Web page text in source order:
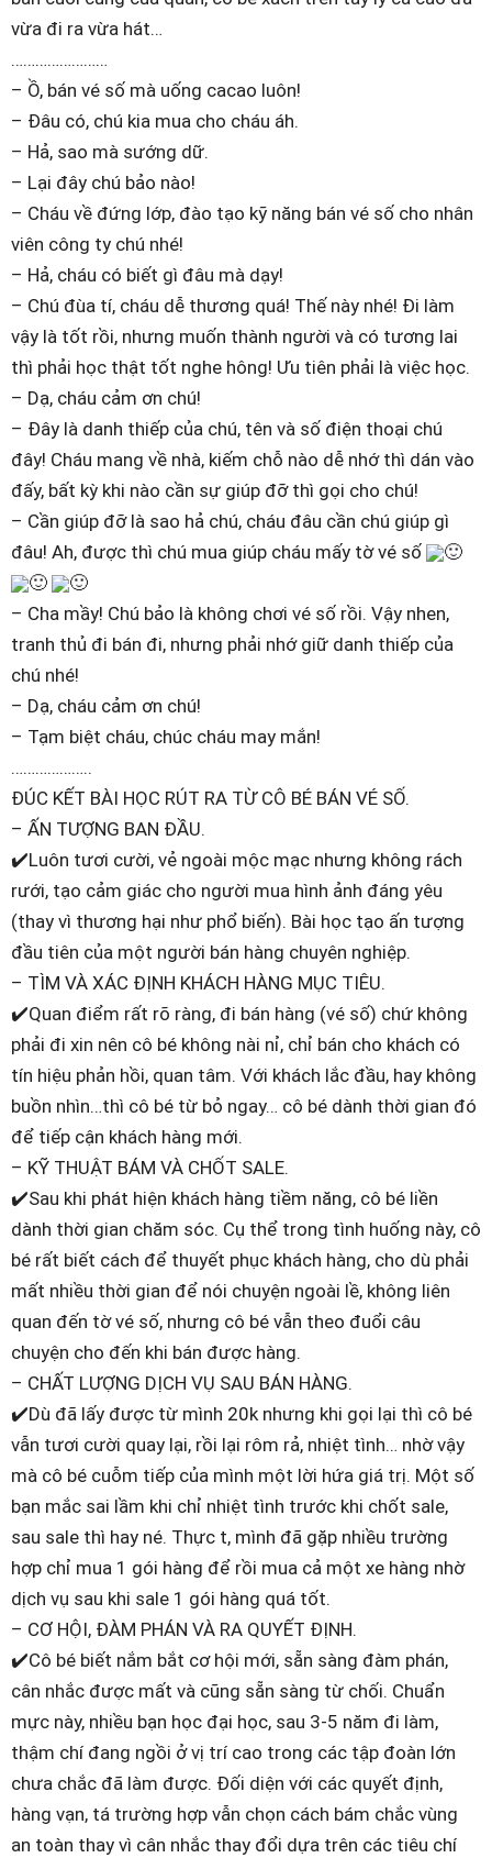
vừa đi ra vừa hát…
……………………
– Ồ, bán vé số mà uống cacao luôn!
– Đâu có, chú kia mua cho cháu áh.
– Hả, sao mà sướng dữ.
– Lại đây chú bảo nào!
– Cháu về đứng lớp, đào tạo kỹ năng bán vé số cho nhân
viên công ty chú nhé!
– Hả, cháu có biết gì đâu mà dạy!
– Chú đùa tí, cháu dễ thương quá! Thế này nhé! Đi làm
vậy là tốt rồi, nhưng muốn thành người và có tương lai
thì phải học thật tốt nghe hông! Ưu tiên phải là việc học.
– Dạ, cháu cảm ơn chú!
– Đây là danh thiếp của chú, tên và số điện thoại chú
đây! Cháu mang về nhà, kiếm chỗ nào dễ nhớ thì dán vào
đấy, bất kỳ khi nào cần sự giúp đỡ thì gọi cho chú!
– Cần giúp đỡ là sao hả chú, cháu đâu cần chú giúp gì
đâu! Ah, được thì chú mua giúp cháu mấy tờ vé số
🙂
🙂
🙂
– Cha mầy! Chú bảo là không chơi vé số rồi. Vậy nhen,
tranh thủ đi bán đi, nhưng phải nhớ giữ danh thiếp của
chú nhé!
– Dạ, cháu cảm ơn chú!
– Tạm biệt cháu, chúc cháu may mắn!
………………..
ĐÚC KẾT BÀI HỌC RÚT RA TỪ CÔ BÉ BÁN VÉ SỐ.
– ẤN TƯỢNG BAN ĐẦU.
✔️Luôn tươi cười, vẻ ngoài mộc mạc nhưng không rách
rưới, tạo cảm giác cho người mua hình ảnh đáng yêu
(thay vì thương hại như phổ biến). Bài học tạo ấn tượng
đầu tiên của một người bán hàng chuyên nghiệp.
– TÌM VÀ XÁC ĐỊNH KHÁCH HÀNG MỤC TIÊU.
✔️Quan điểm rất rõ ràng, đi bán hàng (vé số) chứ không
phải đi xin nên cô bé không nài nỉ, chỉ bán cho khách có
tín hiệu phản hồi, quan tâm. Với khách lắc đầu, hay không
buồn nhìn…thì cô bé từ bỏ ngay… cô bé dành thời gian đó
để tiếp cận khách hàng mới.
– KỸ THUẬT BÁM VÀ CHỐT SALE.
✔️Sau khi phát hiện khách hàng tiềm năng, cô bé liền
dành thời gian chăm sóc. Cụ thể trong tình huống này, cô
bé rất biết cách để thuyết phục khách hàng, cho dù phải
mất nhiều thời gian để nói chuyện ngoài lề, không liên
quan đến tờ vé số, nhưng cô bé vẫn theo đuổi câu
chuyện cho đến khi bán được hàng.
– CHẤT LƯỢNG DỊCH VỤ SAU BÁN HÀNG.
✔️Dù đã lấy được từ mình 20k nhưng khi gọi lại thì cô bé
vẫn tươi cười quay lại, rồi lại rôm rả, nhiệt tình… nhờ vậy
mà cô bé cuỗm tiếp của mình một lời hứa giá trị. Một số
bạn mắc sai lầm khi chỉ nhiệt tình trước khi chốt sale,
sau sale thì hay né. Thực t, mình đã gặp nhiều trường
hợp chỉ mua 1 gói hàng để rồi mua cả một xe hàng nhờ
dịch vụ sau khi sale 1 gói hàng quá tốt.
– CƠ HỘI, ĐÀM PHÁN VÀ RA QUYẾT ĐỊNH.
✔️Cô bé biết nắm bắt cơ hội mới, sẵn sàng đàm phán,
cân nhắc được mất và cũng sẵn sàng từ chối. Chuẩn
mực này, nhiều bạn học đại học, sau 3-5 năm đi làm,
thậm chí đang ngồi ở vị trí cao trong các tập đoàn lớn
chưa chắc đã làm được. Đối diện với các quyết định,
hàng vạn, tá trường hợp vẫn chọn cách bám chắc vùng
an toàn thay vì cân nhắc thay đổi dựa trên các tiêu chí